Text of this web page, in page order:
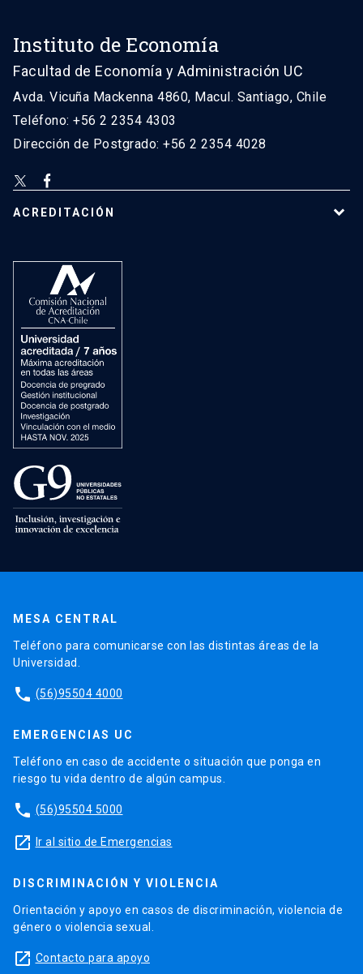
Instituto de Economía
Facultad de Economía y Administración UC
Avda. Vicuña Mackenna 4860, Macul. Santiago, Chile
Teléfono: +56 2 2354 4303
Dirección de Postgrado: +56 2 2354 4028
ACREDITACIÓN
MESA CENTRAL
Teléfono para comunicarse con las distintas áreas de la
Universidad.
phone (56)95504 4000
EMERGENCIAS UC
Teléfono en caso de accidente o situación que ponga en
riesgo tu vida dentro de algún campus.
phone (56)95504 5000
launch Ir al sitio de Emergencias
DISCRIMINACIÓN Y VIOLENCIA
Orientación y apoyo en casos de discriminación, violencia de
género o violencia sexual.
launch Contacto para apoyo